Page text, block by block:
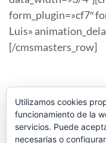
form_plugin=»cf7″
Luis»
[/cmsmasters_row]
Utilizamos cookies
funcionamiento de la
servicios. Puede
necesarias o